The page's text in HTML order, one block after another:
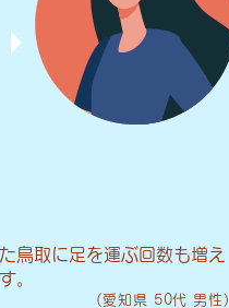
鳥取に足を運ぶ回数も増え
。
(愛知県 50代 男性)